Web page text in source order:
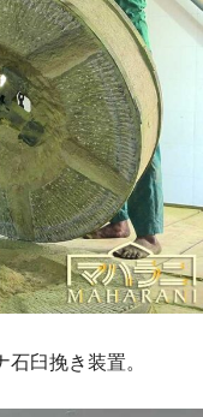
臼挽き装置。